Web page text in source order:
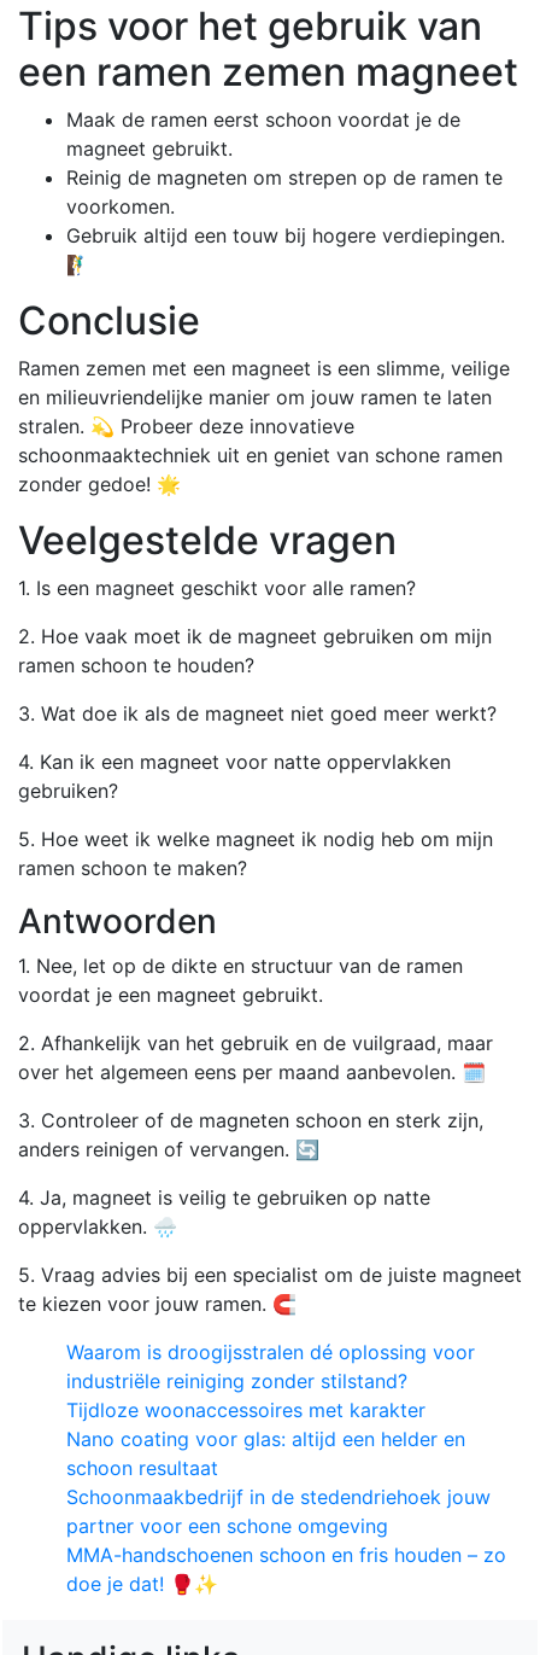
Tips voor het gebruik van
een ramen zemen magneet
Maak de ramen eerst schoon voordat je de
magneet gebruikt.
Reinig de magneten om strepen op de ramen te
voorkomen.
Gebruik altijd een touw bij hogere verdiepingen.
🧗‍♂️
Conclusie
Ramen zemen met een magneet is een slimme, veilige
en milieuvriendelijke manier om jouw ramen te laten
stralen. 💫 Probeer deze innovatieve
schoonmaaktechniek uit en geniet van schone ramen
zonder gedoe! 🌟
Veelgestelde vragen
1. Is een magneet geschikt voor alle ramen?
2. Hoe vaak moet ik de magneet gebruiken om mijn
ramen schoon te houden?
3. Wat doe ik als de magneet niet goed meer werkt?
4. Kan ik een magneet voor natte oppervlakken
gebruiken?
5. Hoe weet ik welke magneet ik nodig heb om mijn
ramen schoon te maken?
Antwoorden
1. Nee, let op de dikte en structuur van de ramen
voordat je een magneet gebruikt.
2. Afhankelijk van het gebruik en de vuilgraad, maar
over het algemeen eens per maand aanbevolen. 🗓️
3. Controleer of de magneten schoon en sterk zijn,
anders reinigen of vervangen. 🔄
4. Ja, magneet is veilig te gebruiken op natte
oppervlakken. 🌧️
5. Vraag advies bij een specialist om de juiste magneet
te kiezen voor jouw ramen. 🧲
Waarom is droogijsstralen dé oplossing voor
industriële reiniging zonder stilstand?
Tijdloze woonaccessoires met karakter
Nano coating voor glas: altijd een helder en
schoon resultaat
Schoonmaakbedrijf in de stedendriehoek jouw
partner voor een schone omgeving
MMA-handschoenen schoon en fris houden – zo
doe je dat! 🥊✨